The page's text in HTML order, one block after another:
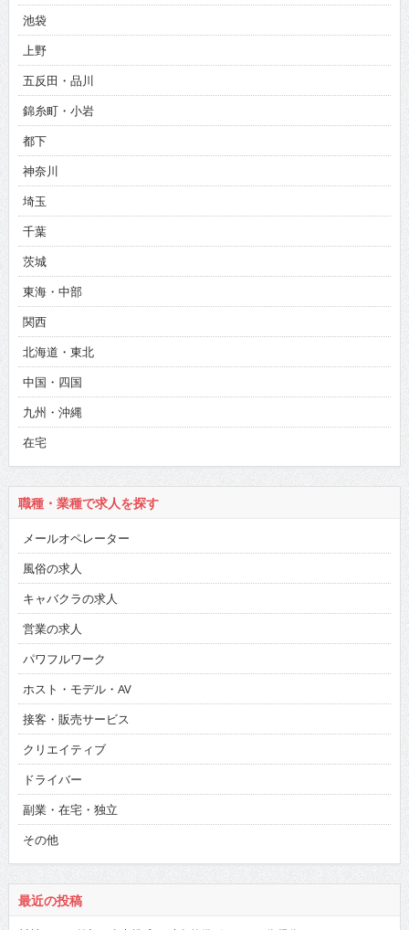
池袋
上野
五反田・品川
錦糸町・小岩
都下
神奈川
埼玉
千葉
茨城
東海・中部
関西
北海道・東北
中国・四国
九州・沖縄
在宅
職種・業種で求人を探す
メールオペレーター
風俗の求人
キャバクラの求人
営業の求人
パワフルワーク
ホスト・モデル・AV
接客・販売サービス
クリエイティブ
ドライバー
副業・在宅・独立
その他
最近の投稿